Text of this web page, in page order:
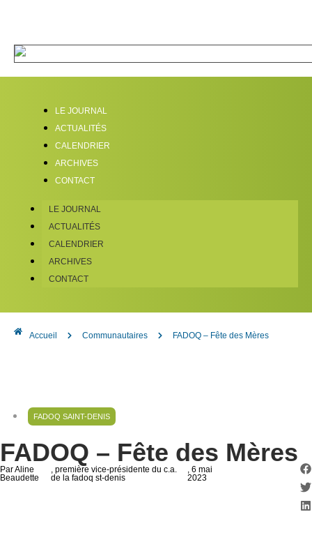
LE JOURNAL
ACTUALITÉS
CALENDRIER
ARCHIVES
CONTACT
LE JOURNAL
ACTUALITÉS
CALENDRIER
ARCHIVES
CONTACT
Accueil Communautaires FADOQ – Fête des Mères
FADOQ SAINT-DENIS
FADOQ – Fête des Mères
Par Aline
Beaudette
, première vice-présidente du c.a.
de la fadoq st-denis
, 6 mai
2023